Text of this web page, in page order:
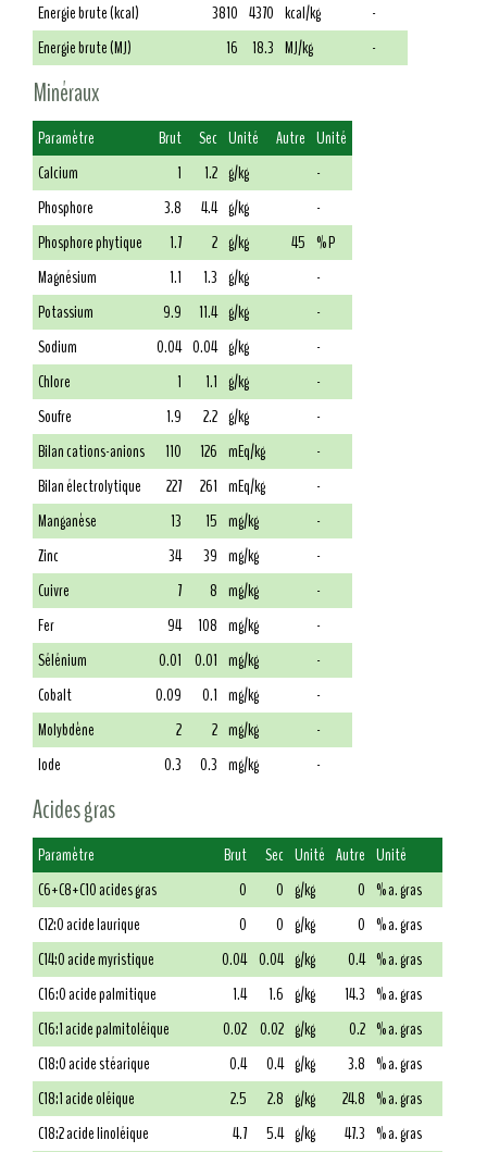
Energie brute (kcal)
3810 4370 kcal/kg
-
Energie brute (MJ)
16 18.3 MJ/kg -
Minéraux
Paramètre Brut Sec Unité Autre Unité
Calcium
1 1.2 g/kg
-
Phosphore
3.8 4.4 g/kg
-
Phosphore phytique
1.7 2 g/kg 45 % P
Magnésium
1.1 1.3 g/kg
-
Potassium
9.9 11.4 g/kg
-
Sodium
0.04 0.04 g/kg
-
Chlore
1 1.1 g/kg
-
Soufre
1.9 2.2 g/kg
-
Bilan cations-anions
110 126 mEq/kg
-
Bilan électrolytique
227 261 mEq/kg
-
Manganèse
13 15 mg/kg
-
Zinc
34 39 mg/kg
-
Cuivre
7 8 mg/kg
-
Fer
94 108 mg/kg
-
Sélénium
0.01 0.01 mg/kg
-
Cobalt
0.09 0.1 mg/kg
-
Molybdène
2 2 mg/kg
-
Iode
0.3 0.3 mg/kg -
Acides gras
Paramètre Brut Sec Unité Autre Unité
C6+C8+C10 acides gras
0 0 g/kg 0 % a. gras
C12:0 acide laurique
0 0 g/kg 0 % a. gras
C14:0 acide myristique
0.04 0.04 g/kg 0.4 % a. gras
C16:0 acide palmitique
1.4 1.6 g/kg 14.3 % a. gras
C16:1 acide palmitoléique
0.02 0.02 g/kg 0.2 % a. gras
C18:0 acide stéarique
0.4 0.4 g/kg 3.8 % a. gras
C18:1 acide oléique
2.5 2.8 g/kg 24.8 % a. gras
C18:2 acide linoléique
4.7 5.4 g/kg 47.3 % a. gras